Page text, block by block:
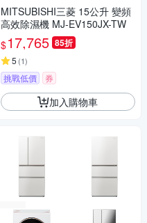
MITSUBISHI三菱 15公升 變頻
高效除濕機 MJ-EV150JX-TW
$17,765 85折
5 (1)
挑戰低價 券
加入購物車